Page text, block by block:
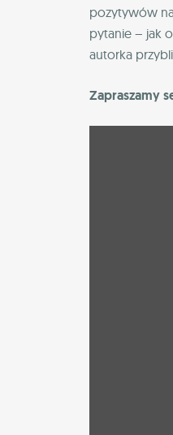
pozytywów
pytanie – jak
autorka
Zapraszamy